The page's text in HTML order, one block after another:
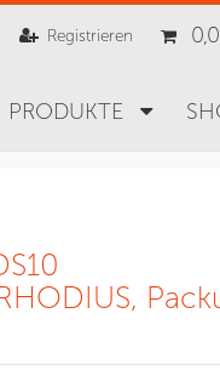
Registrieren
PRODUKTE